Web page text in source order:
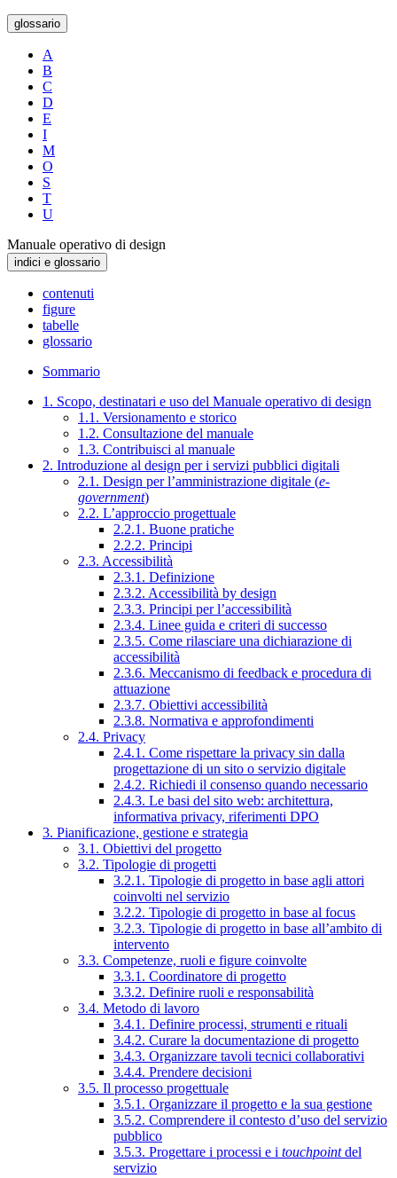
glossario
A
B
C
D
E
I
M
O
S
T
U
Manuale operativo di design
indici e glossario
contenuti
figure
tabelle
glossario
Sommario
1. Scopo, destinatari e uso del Manuale operativo di design
1.1. Versionamento e storico
1.2. Consultazione del manuale
1.3. Contribuisci al manuale
2. Introduzione al design per i servizi pubblici digitali
2.1. Design per l’amministrazione digitale (e-
government)
2.2. L’approccio progettuale
2.2.1. Buone pratiche
2.2.2. Principi
2.3. Accessibilità
2.3.1. Definizione
2.3.2. Accessibilità by design
2.3.3. Principi per l’accessibilità
2.3.4. Linee guida e criteri di successo
2.3.5. Come rilasciare una dichiarazione di
accessibilità
2.3.6. Meccanismo di feedback e procedura di
attuazione
2.3.7. Obiettivi accessibilità
2.3.8. Normativa e approfondimenti
2.4. Privacy
2.4.1. Come rispettare la privacy sin dalla
progettazione di un sito o servizio digitale
2.4.2. Richiedi il consenso quando necessario
2.4.3. Le basi del sito web: architettura,
informativa privacy, riferimenti DPO
3. Pianificazione, gestione e strategia
3.1. Obiettivi del progetto
3.2. Tipologie di progetti
3.2.1. Tipologie di progetto in base agli attori
coinvolti nel servizio
3.2.2. Tipologie di progetto in base al focus
3.2.3. Tipologie di progetto in base all’ambito di
intervento
3.3. Competenze, ruoli e figure coinvolte
3.3.1. Coordinatore di progetto
3.3.2. Definire ruoli e responsabilità
3.4. Metodo di lavoro
3.4.1. Definire processi, strumenti e rituali
3.4.2. Curare la documentazione di progetto
3.4.3. Organizzare tavoli tecnici collaborativi
3.4.4. Prendere decisioni
3.5. Il processo progettuale
3.5.1. Organizzare il progetto e la sua gestione
3.5.2. Comprendere il contesto d’uso del servizio
pubblico
3.5.3. Progettare i processi e i touchpointdel
servizio